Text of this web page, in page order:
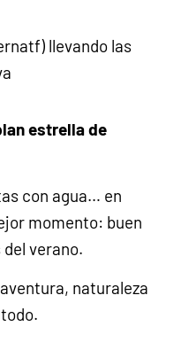
llevando las
estrella de
con agua… en
momento: buen
verano.
naturaleza